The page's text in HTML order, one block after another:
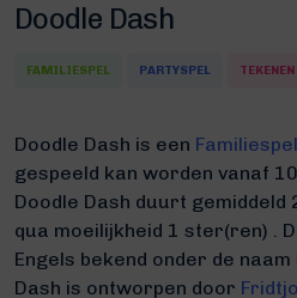
Doodle Dash
FAMILIESPEL PARTYSPEL TEKENEN
Doodle Dash is een Familiespel
gespeeld kan worden vanaf
Doodle Dash duurt gemiddeld
qua moeilijkheid 1 ster(ren) .
Engels bekend onder de naam
Dash is ontworpen door